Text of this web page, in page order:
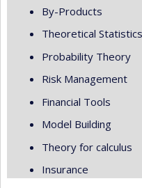
By-Products
Theoretical Statistics
Probability Theory
Risk Management
Financial Tools
Model Building
Theory for calculus
Insurance